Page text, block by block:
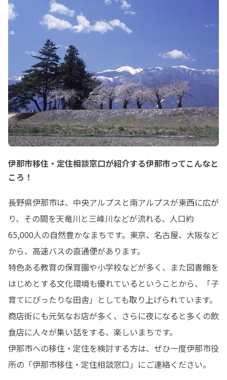
伊那市移住・定住相談窓口が紹介する伊那市ってこんなと
ころ！
長野県伊那市は、中央アルプスと南アルプスが東西に広が
り、その間を天竜川と三峰川などが流れる、人口約
65,000人の自然豊かなまちです。東京、名古屋、大阪など
から、高速バスの直通便があります。
特色ある教育の保育園や小学校などが多く、また図書館を
はじめとする文化環境も優れているということから、「子
育てにぴったりな田舎」としても取り上げられています。
商店街にも元気なお店が多く、さらに夜になると多くの飲
食店に人々が集い話をする、楽しいまちです。
伊那市への移住・定住を検討する方は、ぜひ一度伊那市役
所の「伊那市移住・定住相談窓口」にご連絡ください。